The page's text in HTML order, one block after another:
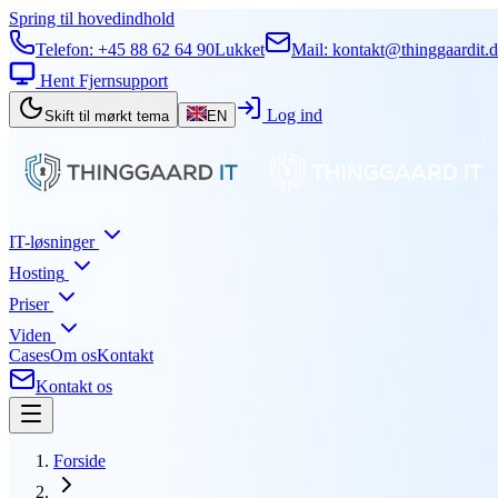
Spring til hovedindhold
Telefon: +45 88 62 64 90Lukket Mail:
Hent Fjernsupport
Skift til mørkt tema EN Log ind
IT-løsninger
Hosting
Priser
Viden
CasesOm osKontakt
Kontakt os
Forside